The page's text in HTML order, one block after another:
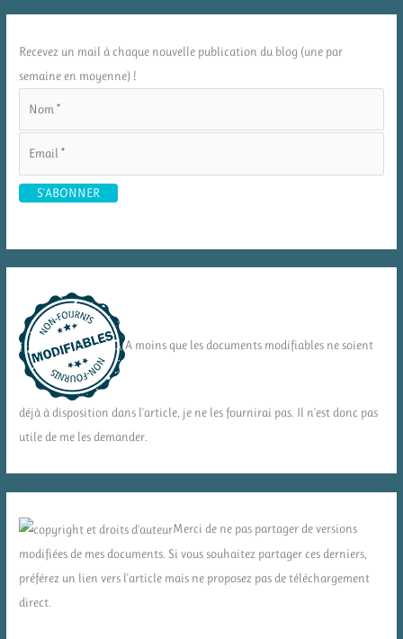
Recevez un mail à chaque nouvelle publication du blog (une par
semaine en moyenne) !
A moins que les documents modifiables ne soient
déjà à disposition dans l'article, je ne les fournirai pas. Il n'est donc pas
utile de me les demander.
Merci de ne pas partager de versions
modifiées de mes documents. Si vous souhaitez partager ces derniers,
préférez un lien vers l'article mais ne proposez pas de téléchargement
direct.